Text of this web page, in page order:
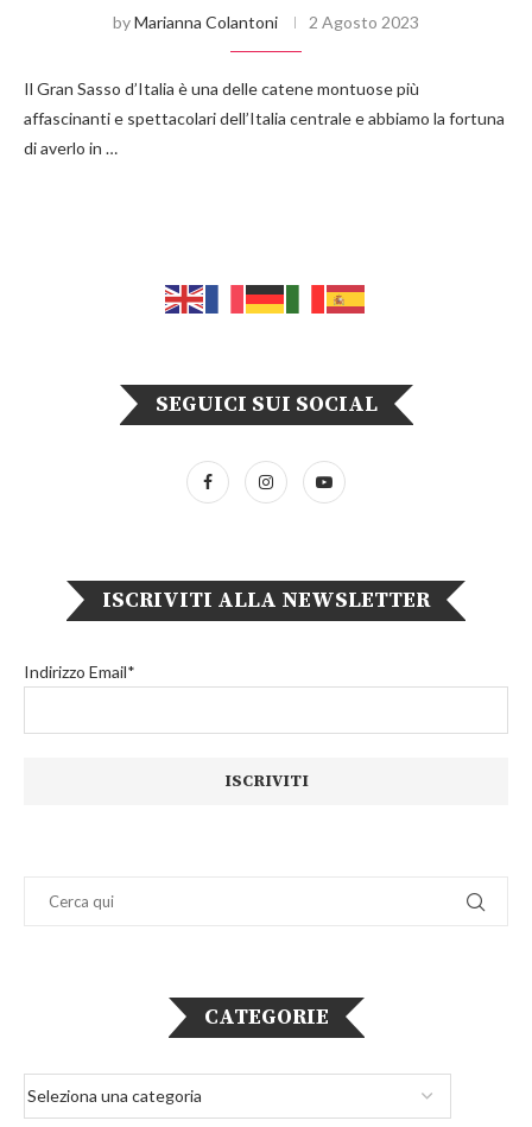
byMarianna Colantoni 2 Agosto 2023
Il Gran Sasso d’Italia è una delle catene montuose più
affascinanti e spettacolari dell’Italia centrale e abbiamo la fortuna
di averlo in …
SEGUICI SUI SOCIAL
ISCRIVITI ALLA NEWSLETTER
Indirizzo Email*
CATEGORIE